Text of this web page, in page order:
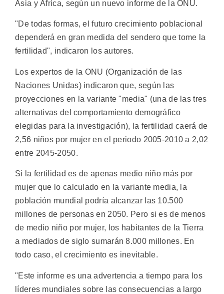
Asia y África, según un nuevo informe de la ONU.
"De todas formas, el futuro crecimiento poblacional
dependerá en gran medida del sendero que tome la
fertilidad", indicaron los autores.
Los expertos de la ONU (Organización de las
Naciones Unidas) indicaron que, según las
proyecciones en la variante "media" (una de las tres
alternativas del comportamiento demográfico
elegidas para la investigación), la fertilidad caerá de
2,56 niños por mujer en el periodo 2005-2010 a 2,02
entre 2045-2050.
Si la fertilidad es de apenas medio niño más por
mujer que lo calculado en la variante media, la
población mundial podría alcanzar las 10.500
millones de personas en 2050. Pero si es de menos
de medio niño por mujer, los habitantes de la Tierra
a mediados de siglo sumarán 8.000 millones. En
todo caso, el crecimiento es inevitable.
"Este informe es una advertencia a tiempo para los
líderes mundiales sobre las consecuencias a largo